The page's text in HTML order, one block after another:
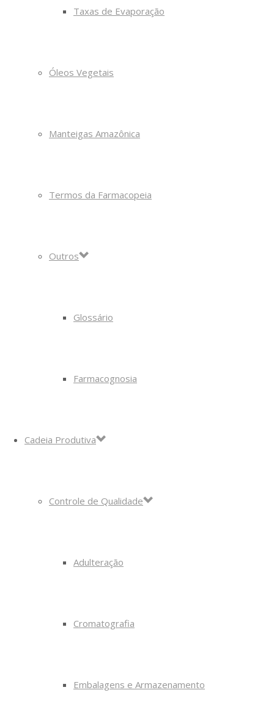
Taxas de Evaporação
Óleos Vegetais
Manteigas Amazônica
Termos da Farmacopeia
Outros
Glossário
Farmacognosia
Cadeia Produtiva
Controle de Qualidade
Adulteração
Cromatografia
Embalagens e Armazenamento